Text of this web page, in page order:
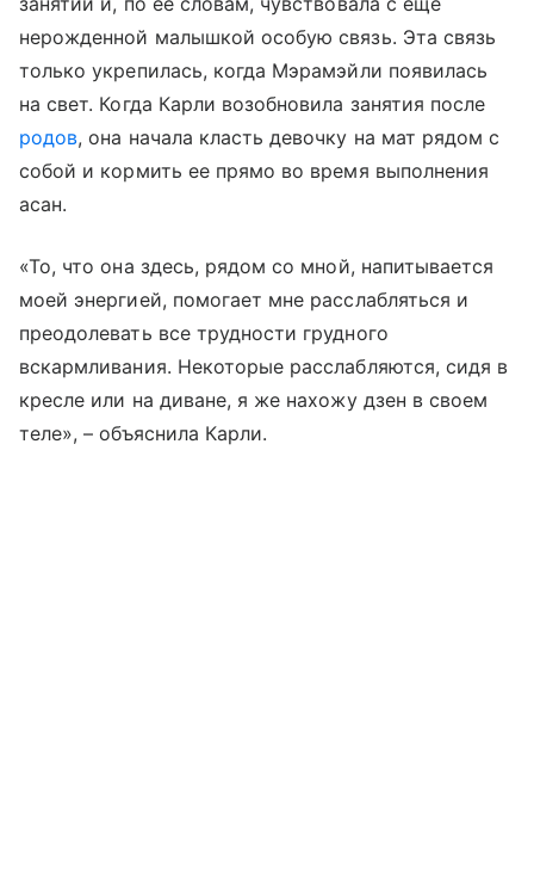
нерожденной малышкой особую связь. Эта связь
только укрепилась, когда Мэрамэйли появилась
на свет. Когда Карли возобновила занятия после
родов, она начала класть девочку на мат рядом с
собой и кормить ее прямо во время выполнения
асан.
«То, что она здесь, рядом со мной, напитывается
моей энергией, помогает мне расслабляться и
преодолевать все трудности грудного
вскармливания. Некоторые расслабляются, сидя в
кресле или на диване, я же нахожу дзен в своем
теле», – объяснила Карли.